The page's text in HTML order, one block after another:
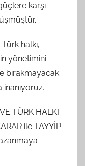
karşı
halkı,
yönetimini
bırakmayacak
TÜRK HALKI
ile TAYYİP